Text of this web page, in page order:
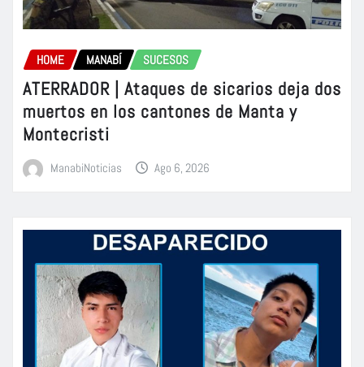
HOME MANABÍ SUCESOS
ATERRADOR | Ataques de sicarios deja dos
muertos en los cantones de Manta y
Montecristi
ManabiNoticias Ago 6, 2026